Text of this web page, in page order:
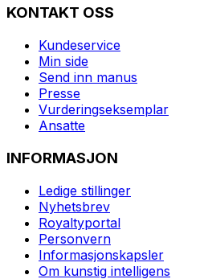
KONTAKT OSS
Kundeservice
Min side
Send inn manus
Presse
Vurderingseksemplar
Ansatte
INFORMASJON
Ledige stillinger
Nyhetsbrev
Royaltyportal
Personvern
Informasjonskapsler
Om kunstig intelligens